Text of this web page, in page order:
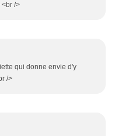
<br />
qui donne envie d'y
/>